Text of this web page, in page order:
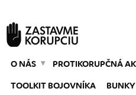
O NÁS PROTIKORUPČNÁ
TOOLKIT BOJOVNÍKA